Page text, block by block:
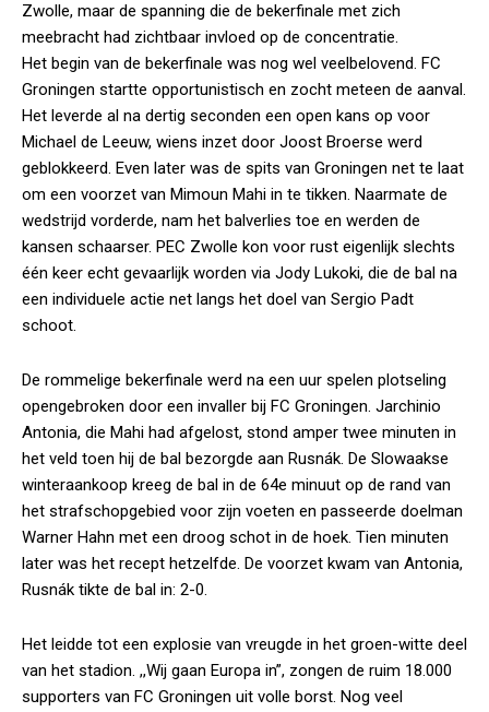
Zwolle, maar de spanning die de bekerfinale met zich
meebracht had zichtbaar invloed op de concentratie.
Het begin van de bekerfinale was nog wel veelbelovend. FC
Groningen startte opportunistisch en zocht meteen de aanval.
Het leverde al na dertig seconden een open kans op voor
Michael de Leeuw, wiens inzet door Joost Broerse werd
geblokkeerd. Even later was de spits van Groningen net te laat
om een voorzet van Mimoun Mahi in te tikken. Naarmate de
wedstrijd vorderde, nam het balverlies toe en werden de
kansen schaarser. PEC Zwolle kon voor rust eigenlijk slechts
één keer echt gevaarlijk worden via Jody Lukoki, die de bal na
een individuele actie net langs het doel van Sergio Padt
schoot.
De rommelige bekerfinale werd na een uur spelen plotseling
opengebroken door een invaller bij FC Groningen. Jarchinio
Antonia, die Mahi had afgelost, stond amper twee minuten in
het veld toen hij de bal bezorgde aan Rusnák. De Slowaakse
winteraankoop kreeg de bal in de 64e minuut op de rand van
het strafschopgebied voor zijn voeten en passeerde doelman
Warner Hahn met een droog schot in de hoek. Tien minuten
later was het recept hetzelfde. De voorzet kwam van Antonia,
Rusnák tikte de bal in: 2-0.
Het leidde tot een explosie van vreugde in het groen-witte deel
van het stadion. ,,Wij gaan Europa in”, zongen de ruim 18.000
supporters van FC Groningen uit volle borst. Nog veel